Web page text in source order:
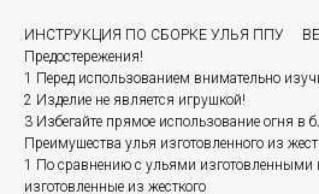
ИНСТРУКЦИЯ ПО СБОРКЕ УЛЬЯ ППУ
Предостережения!
1 Перед использованием внимательно
2 Изделие не является игрушкой!
3 Избегайте прямое использование огня в
Преимушества улья изготовленного из
1 По сравнению с ульями изготовленными
изготовленные из жесткого